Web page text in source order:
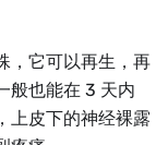
，它可以再生，再
般也能在 3 天内
上皮下的神经裸露